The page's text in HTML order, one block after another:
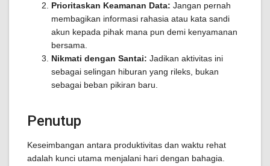
Prioritaskan Keamanan Data: Jangan pernah
membagikan informasi rahasia atau kata sandi
akun kepada pihak mana pun demi kenyamanan
bersama.
Nikmati dengan Santai: Jadikan aktivitas ini
sebagai selingan hiburan yang rileks, bukan
sebagai beban pikiran baru.
Penutup
Keseimbangan antara produktivitas dan waktu rehat
adalah kunci utama menjalani hari dengan bahagia.